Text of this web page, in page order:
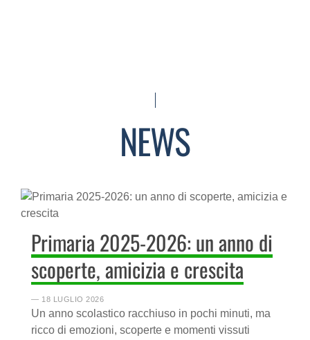
NEWS
Primaria 2025-2026: un anno di
scoperte, amicizia e crescita
― 18 LUGLIO 2026
Un anno scolastico racchiuso in pochi minuti, ma
ricco di emozioni, scoperte e momenti vissuti